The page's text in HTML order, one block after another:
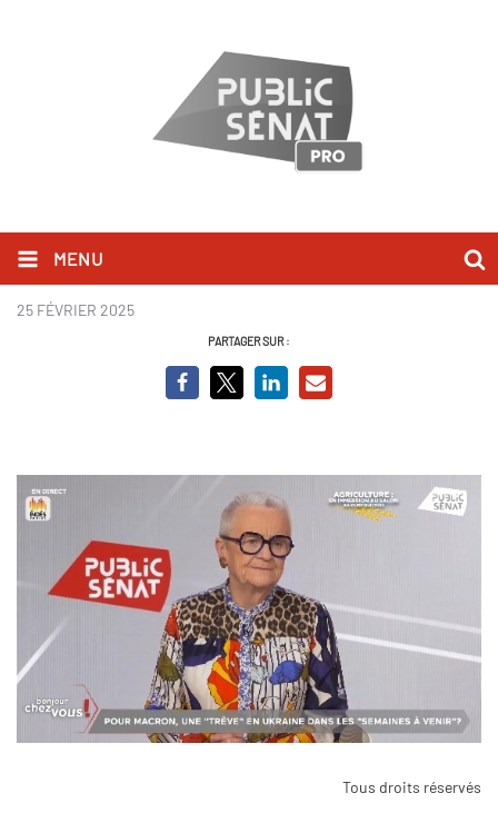
MENU
Françoise Gatel.jpg
25 FÉVRIER 2025
PARTAGER SUR :
Tous droits réservés